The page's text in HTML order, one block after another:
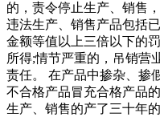
的，责令停止生产、销售
违法生产、销售产品包括
金额等值以上三倍以下的
所得;情节严重的，吊销营
责任。 在产品中掺杂、掺
不合格产品冒充合格产品
生产、销售的产了三十年